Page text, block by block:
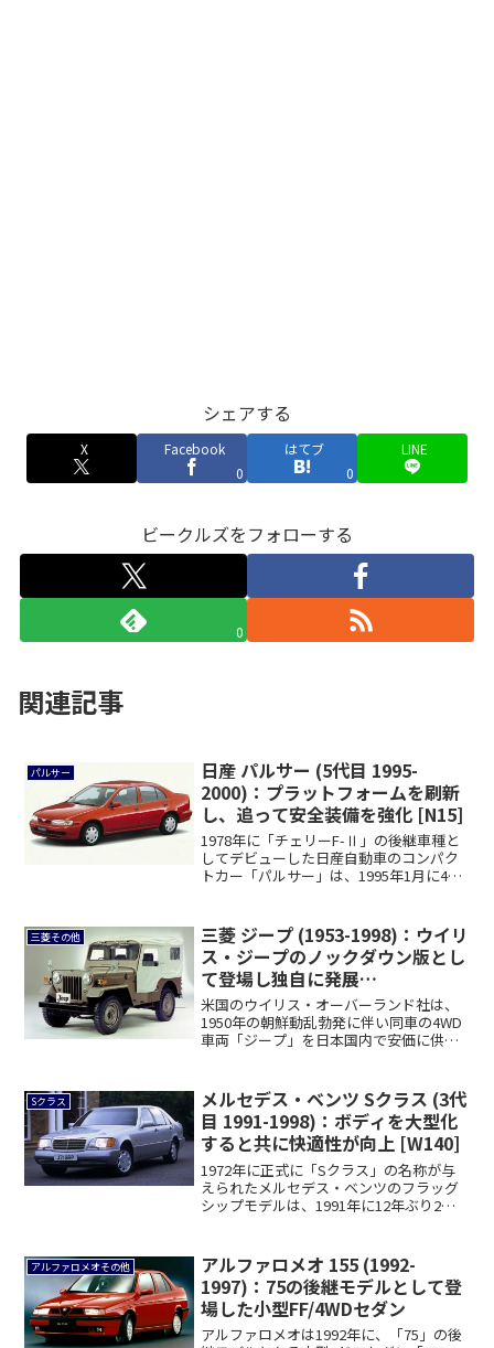
シェアする
X
Facebook
0
はてブ
0
LINE
ビークルズをフォローする
0
関連記事
パルサー
日産 パルサー (5代目 1995-
2000)：プラットフォームを刷新
し、追って安全装備を強化 [N15]
1978年に「チェリーF-Ⅱ」の後継車種と
してデビューした日産自動車のコンパク
トカー「パルサー」は、1995年1月に4
三菱その他
三菱 ジープ (1953-1998)：ウイリ
ス・ジープのノックダウン版とし
て登場し独自に発展
[J1♯/J2♯/J3♯/J4♯/J5♯]
米国のウイリス・オーバーランド社は、
1950年の朝鮮動乱勃発に伴い同車の4WD
車両「ジープ」を日本国内で安価に供給
Sクラス
メルセデス・ベンツ Sクラス (3代
目 1991-1998)：ボディを大型化
すると共に快適性が向上 [W140]
1972年に正式に「Sクラス」の名称が与
えられたメルセデス・ベンツのフラッグ
シップモデルは、1991年に12年ぶり2度
アルファロメオその他
アルファロメオ 155 (1992-
1997)：75の後継モデルとして登
場した小型FF/4WDセダン
アルファロメオは1992年に、「75」の後